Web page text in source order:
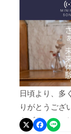
のご購入もオ
す。）この機
利用下さいま
き、ミニマ
うぞよろし
げます。ミニ
ラボスタッフ
日頃より、多
りがとうござ
えブラシ」の